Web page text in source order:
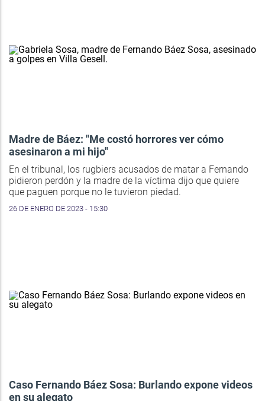
Madre de Báez: "Me costó horrores ver cómo
asesinaron a mi hijo"
En el tribunal, los rugbiers acusados de matar a Fernando
pidieron perdón y la madre de la víctima dijo que quiere
que paguen porque no le tuvieron piedad.
26 DE ENERO DE 2023 - 15:30
Caso Fernando Báez Sosa: Burlando expone videos
en su alegato